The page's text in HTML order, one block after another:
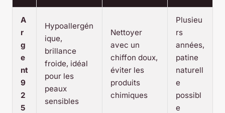
A
r
g
e
nt
9
2
5
Hypoallergén
ique,
brillance
froide, idéal
pour les
peaux
sensibles
Nettoyer
avec un
chiffon doux,
éviter les
produits
chimiques
Plusieu
rs
années,
patine
naturell
e
possibl
e